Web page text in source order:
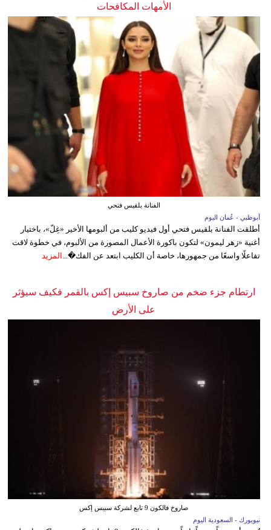
الأمهات المكافحات
الفنانة بلقيس فتحي
أبوظبي - عُمان اليوم
أطلقت الفنانة بلقيس فتحي أول فيديو كليب من ألبومها الأخير «غِلّ»، باختيار
أغنية «زهر ليمون» لتكون باكورة الأعمال المصورة من الألبوم، في خطوة لاقت
تفاعلًا واسعًا من جمهورها، خاصة أن الكليب ابتعد عن الفك�... المزيد
ارتطام جزء ضخم من صاروخ سبيس إكس بالقمر فكيف سيؤثر
على الأرض
صاروخ فالكون 9 تابع لشركة سبيس إكس
نيويورك - السعودية اليوم